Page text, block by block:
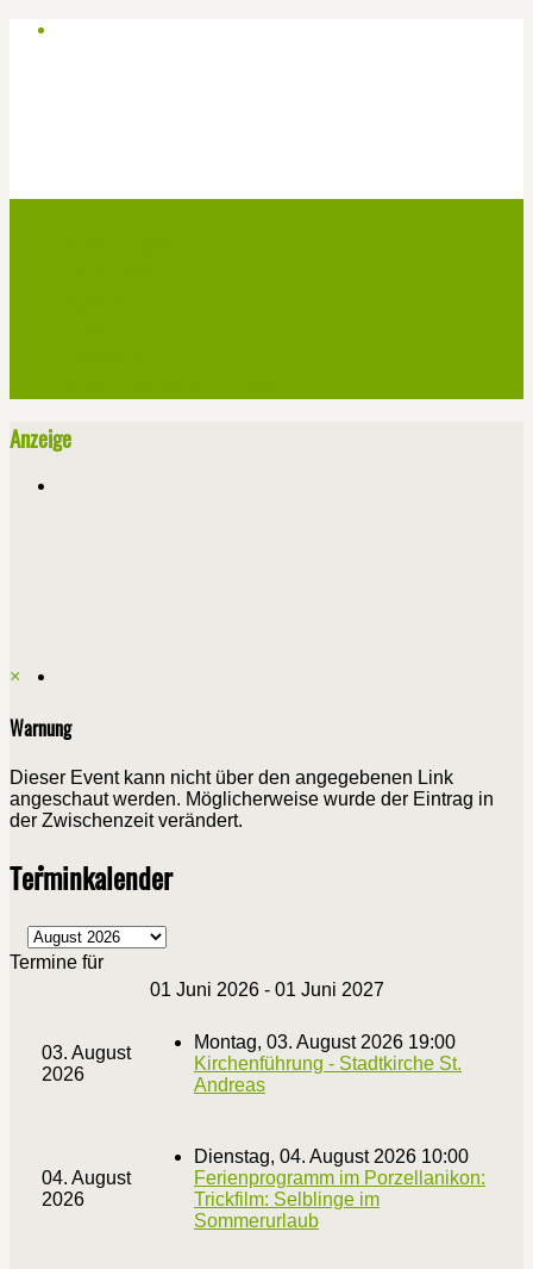
Anzeige
×
Warnung
Dieser Event kann nicht über den angegebenen Link
angeschaut werden. Möglicherweise wurde der Eintrag in
der Zwischenzeit verändert.
Terminkalender
Termine für
01 Juni 2026 - 01 Juni 2027
03. August
2026
Montag, 03. August 2026 19:00
Kirchenführung - Stadtkirche St.
Andreas
04. August
2026
Dienstag, 04. August 2026 10:00
Ferienprogramm im Porzellanikon:
Trickfilm: Selblinge im
Sommerurlaub